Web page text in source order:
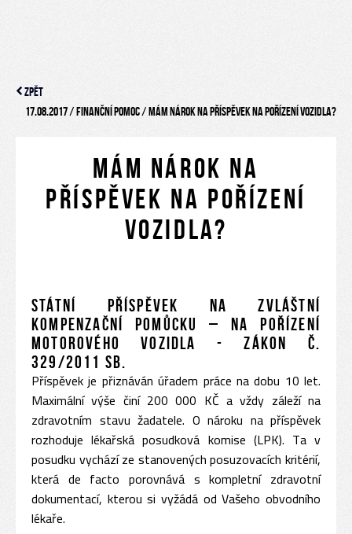
Zpět
17.08.2017/Finanční pomoc/Mám nárok na příspěvek na pořízení vozidla?
Mám nárok na
příspěvek na pořízení
vozidla?
Státní příspěvek na zvláštní
kompenzační pomůcku – na pořízení
motorového vozidla - Zákon č.
329/2011 Sb.
Příspěvek je přiznáván úřadem práce na dobu 10 let.
Maximální výše činí 200 000 KČ a vždy záleží na
zdravotním stavu žadatele. O nároku na příspěvek
rozhoduje lékařská posudková komise (LPK). Ta v
posudku vychází ze stanovených posuzovacích kritérií,
která de facto porovnává s kompletní zdravotní
dokumentací, kterou si vyžádá od Vašeho obvodního
lékaře.